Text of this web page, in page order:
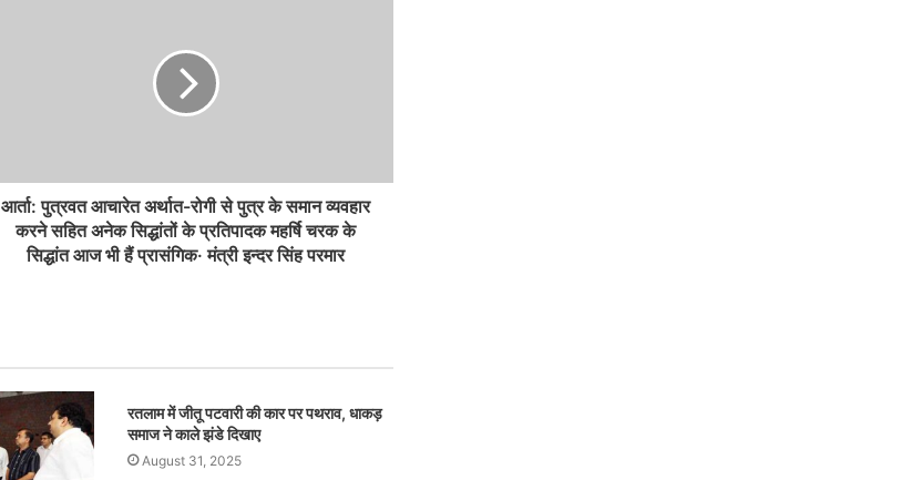
आर्ता: पुत्रवत आचारेत अर्थात-रोगी से पुत्र के समान व्यवहार
करने सहित अनेक सिद्धांतों के प्रतिपादक महर्षि चरक के
सिद्धांत आज भी हैं प्रासंगिक· मंत्री इन्दर सिंह परमार
रतलाम में जीतू पटवारी की कार पर पथराव, धाकड़
समाज ने काले झंडे दिखाए
August 31, 2025